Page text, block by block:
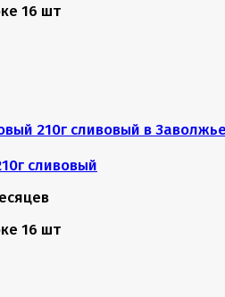
16 шт
сливовый
16 шт